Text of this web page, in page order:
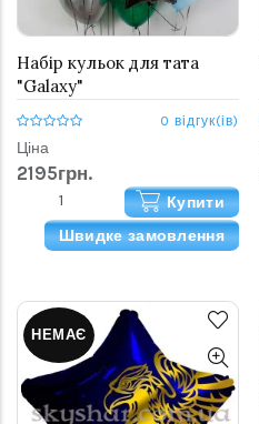
Набір кульок для тата
"Galaxy"
0 відгук(ів)
Ціна
2195грн.
Купити
Швидке замовлення
НЕМАЄ